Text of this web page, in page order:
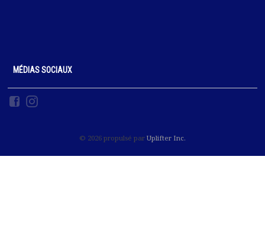
MÉDIAS SOCIAUX
© 2026 propulsé par Uplifter Inc.